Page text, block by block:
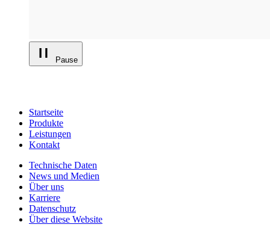
Pause
Startseite
Produkte
Leistungen
Kontakt
Technische Daten
News und Medien
Über uns
Karriere
Datenschutz
Über diese Website